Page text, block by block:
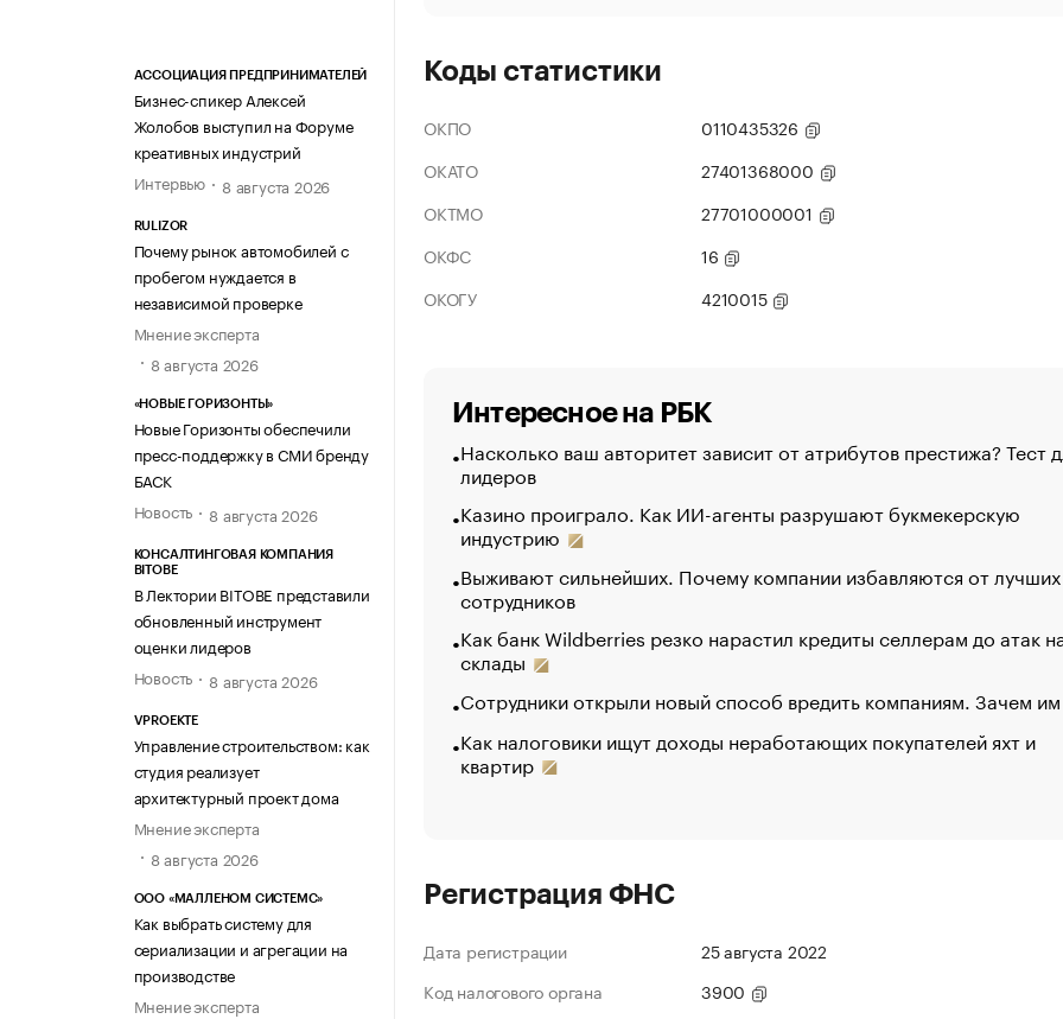
АССОЦИАЦИЯ ПРЕДПРИНИМАТЕЛЕЙ
Бизнес-спикер Алексей
Жолобов выступил на Форуме
креативных индустрий
Интервью
8 августа 2026
RULIZOR
Почему рынок автомобилей с
пробегом нуждается в
независимой проверке
Мнение эксперта
8 августа 2026
«НОВЫЕ ГОРИЗОНТЫ»
Новые Горизонты обеспечили
пресс-поддержку в СМИ бренду
БАСК
Новость
8 августа 2026
КОНСАЛТИНГОВАЯ КОМПАНИЯ
BITOBE
В Лектории BITOBE представили
обновленный инструмент
оценки лидеров
Новость
8 августа 2026
VPROEKTE
Управление строительством: как
студия реализует
архитектурный проект дома
Мнение эксперта
8 августа 2026
ООО «МАЛЛЕНОМ СИСТЕМС»
Как выбрать систему для
сериализации и агрегации на
производстве
Мнение эксперта
Коды статистики
ОКПО
0110435326
ОКАТО
27401368000
ОКТМО
27701000001
ОКФС
16
ОКОГУ
4210015
Интересное на РБК
Насколько ваш авторитет зависит от атрибутов престижа? Тест
лидеров
Казино проиграло. Как ИИ-агенты разрушают букмекерскую
индустрию
Выживают сильнейших. Почему компании избавляются от лучших
сотрудников
Как банк Wildberries резко нарастил кредиты селлерам до атак
склады
Сотрудники открыли новый способ вредить компаниям. Зачем
Как налоговики ищут доходы неработающих покупателей яхт и
квартир
Регистрация ФНС
Дата регистрации
25 августа 2022
Код налогового органа
3900